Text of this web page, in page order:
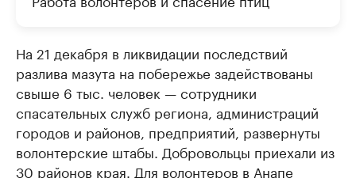
На 21 декабря в ликвидации последствий
разлива мазута на побережье задействованы
свыше 6 тыс. человек — сотрудники
спасательных служб региона, администраций
городов и районов, предприятий, развернуты
волонтерские штабы. Добровольцы приехали из
30 районов края. Для волонтеров в Анапе